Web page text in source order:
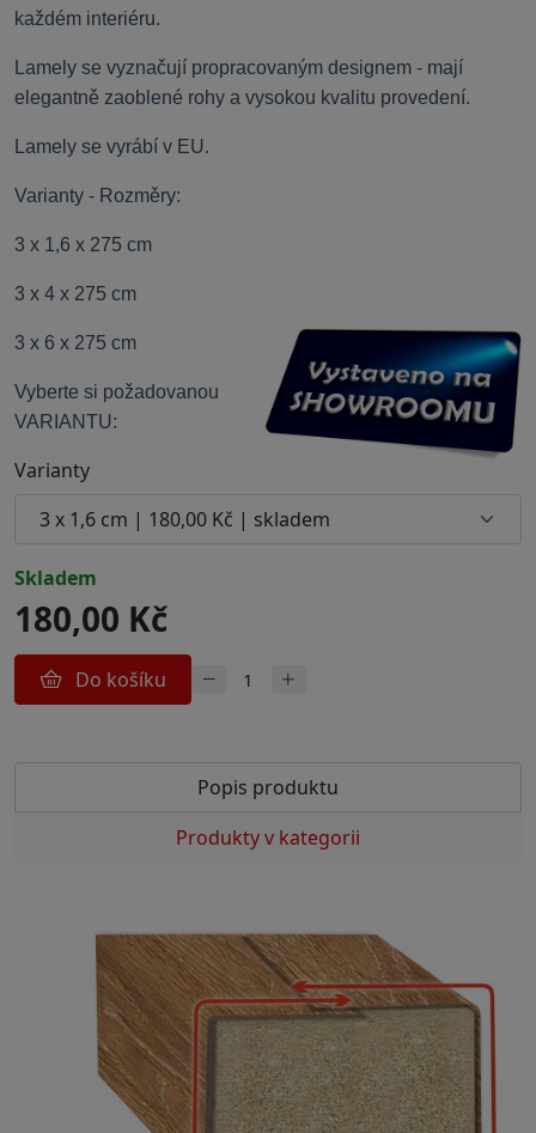
každém interiéru.
Lamely se vyznačují propracovaným designem - mají
elegantně zaoblené rohy a vysokou kvalitu provedení.
Lamely se vyrábí v EU.
Varianty - Rozměry:
3 x 1,6 x 275 cm
3 x 4 x 275 cm
3 x 6 x 275 cm
Vyberte si požadovanou
VARIANTU:
Varianty
skladem
180,00 Kč
Do košíku
Popis produktu
Produkty v kategorii